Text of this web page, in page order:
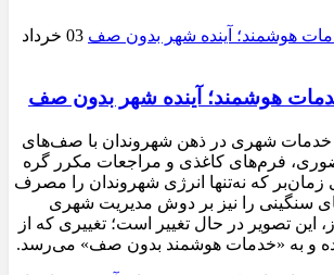
03 خرداد
هوشمند؛ آینده شهر بدون صف
خدمات شهری در ذهن شهروندان با صف‌های
فرم‌های کاغذی و مراجعات مکرر گره
که نه‌تنها انرژی شهروندان را مصرف
سنگینی را نیز بر دوش مدیریت شهری
این تصویر در حال تغییر است؛ تغییری که از
و به «خدمات هوشمند بدون صف» می‌رسد.